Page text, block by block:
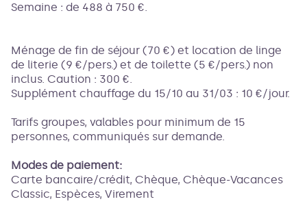
Semaine : de 488 à 750 €.
Ménage de fin de séjour (70 €) et location de linge
de literie (9 €/pers.) et de toilette (5 €/pers.) non
inclus. Caution : 300 €.
Supplément chauffage du 15/10 au 31/03 : 10 €/jour.
Tarifs groupes, valables pour minimum de 15
personnes, communiqués sur demande.
Modes de paiement:
Carte bancaire/crédit, Chèque, Chèque-Vacances
Classic, Espèces, Virement